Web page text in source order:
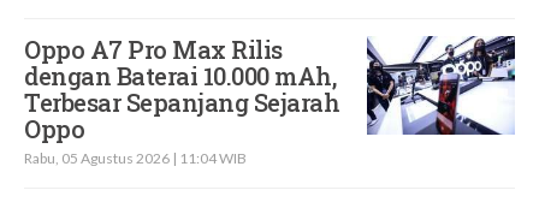
Oppo A7 Pro Max Rilis
dengan Baterai 10.000 mAh,
Terbesar Sepanjang Sejarah
Oppo
Rabu, 05 Agustus 2026 | 11:04 WIB